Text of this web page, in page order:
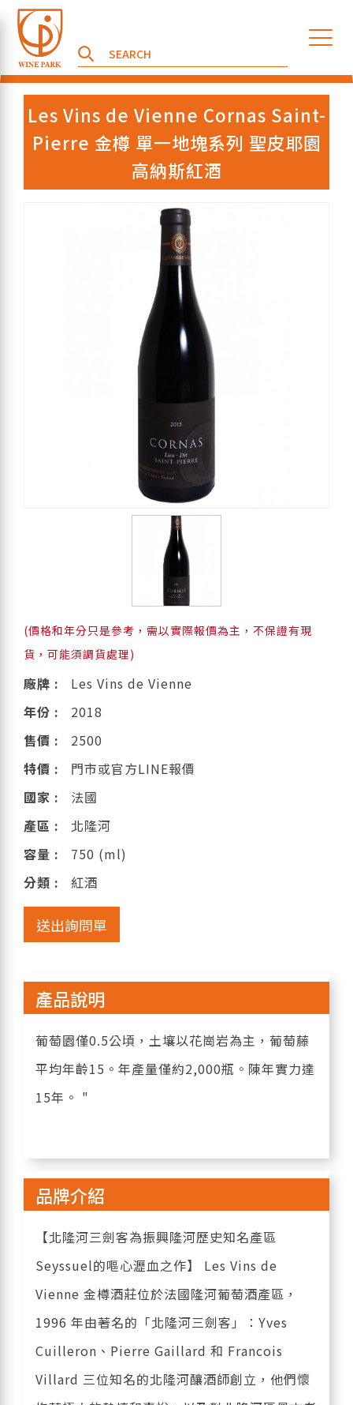
Les Vins de Vienne Cornas Saint-
Pierre 金樽 單一地塊系列 聖皮耶園
高納斯紅酒
(價格和年分只是參考，需以實際報價為主，不保證有現
貨，可能須調貨處理)
廠牌 :
Les Vins de Vienne
年份 :
2018
售價 :
2500
特價 :
門市或官方LINE報價
國家 :
法國
產區 :
北隆河
容量 :
750 (ml)
分類 :
紅酒
送出詢問單
產品說明
葡萄園僅0.5公頃，土壤以花崗岩為主，葡萄藤
平均年齡15。年產量僅約2,000瓶。陳年實力達
15年。 "
品牌介紹
【北隆河三劍客為振興隆河歷史知名產區
Seyssuel的嘔心瀝血之作】 Les Vins de
Vienne 金樽酒莊位於法國隆河葡萄酒產區，
1996 年由著名的「北隆河三劍客」：Yves
Cuilleron、Pierre Gaillard 和 Francois
Villard 三位知名的北隆河釀酒師創立，他們懷